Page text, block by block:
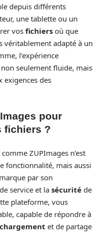
depuis différents
une tablette ou un
vos fichiers où que
véritablement adapté à un
l’expérience
seulement fluide, mais
exigences des
pour
fichiers ?
comme ZUPImages n’est
fonctionnalité, mais aussi
par son
de service et la sécurité de
plateforme, vous
capable de répondre à
et de partage